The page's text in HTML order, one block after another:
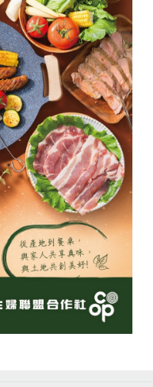
工廠股份有限公司
芋捲片-50g
常溫
共同購買